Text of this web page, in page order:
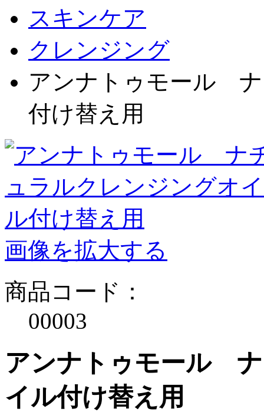
スキンケア
クレンジング
アンナトゥモール
付け替え用
画像を拡大する
商品コード：
00003
アンナトゥモール
イル付け替え用